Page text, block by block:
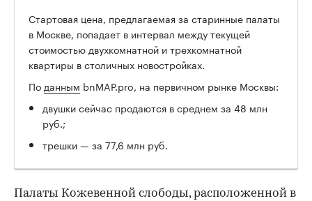
Стартовая цена, предлагаемая за старинные палаты
в Москве, попадает в интервал между текущей
стоимостью двухкомнатной и трехкомнатной
квартиры в столичных новостройках.
Поданным bnMAP.pro, на первичном рынке Москвы:
двушки сейчас продаются в среднем за 48 млн
руб.;
трешки — за 77,6 млн руб.
Палаты Кожевенной слободы, расположенной в